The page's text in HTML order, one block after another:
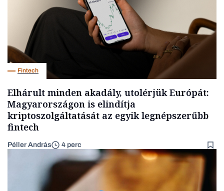
Fintech
Elhárult minden akadály, utolérjük Európát:
Magyarországon is elindítja
kriptoszolgáltatását az egyik legnépszerűbb
fintech
Péller András 4 perc